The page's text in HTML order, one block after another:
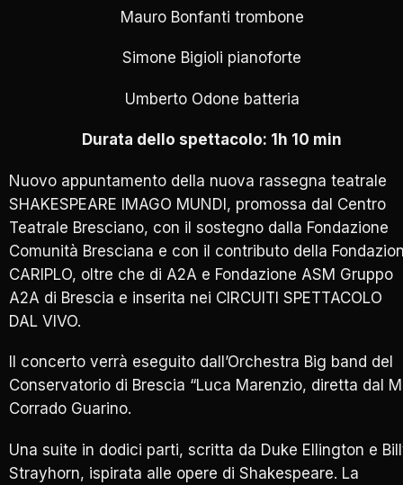
Mauro Bonfanti trombone
Simone Bigioli pianoforte
Umberto Odone batteria
Durata dello spettacolo: 1h 10 min
Nuovo appuntamento della nuova rassegna teatrale
SHAKESPEARE IMAGO MUNDI, promossa dal Centro
Teatrale Bresciano, con il sostegno dalla Fondazione
Comunità Bresciana e con il contributo della
CARIPLO, oltre che di A2A e Fondazione ASM Gruppo
A2A di Brescia e inserita nei CIRCUITI SPETTACOLO
DAL VIVO.
Il concerto verrà eseguito dall’Orchestra Big band del
Conservatorio di Brescia “Luca Marenzio, diretta dal
Corrado Guarino.
Una suite in dodici parti, scritta da Duke Ellington e
Strayhorn, ispirata alle opere di Shakespeare. La